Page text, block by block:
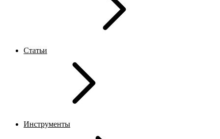
Статьи
Инструменты